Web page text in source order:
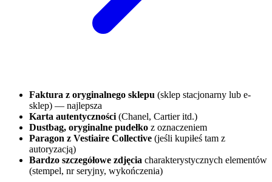
Faktura z oryginalnego sklepu (sklep stacjonarny lub e-
sklep) — najlepsza
Karta autentyczności (Chanel, Cartier itd.)
Dustbag, oryginalne pudełko z oznaczeniem
Paragon z Vestiaire Collective (jeśli kupiłeś tam z
autoryzacją)
Bardzo szczegółowe zdjęcia charakterystycznych elementów
(stempel, nr seryjny, wykończenia)